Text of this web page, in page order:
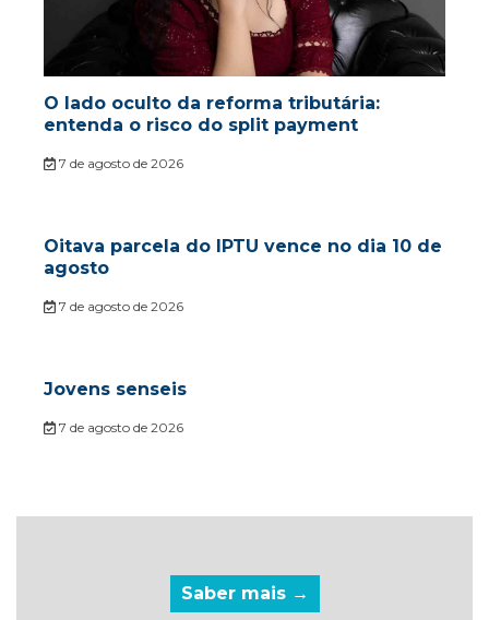
O lado oculto da reforma tributária:
entenda o risco do split payment
7 de agosto de 2026
Oitava parcela do IPTU vence no dia 10 de
agosto
7 de agosto de 2026
Jovens senseis
7 de agosto de 2026
Saber mais →